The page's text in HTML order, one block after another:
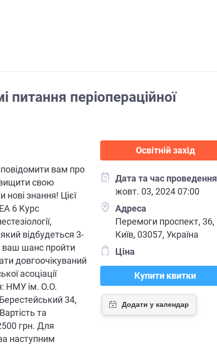
питання періопераційної
вам про
свою
нові знання! Цієї
6 Курс
відбудеться 3-
ваш шанс пройти
довгоочікуваний
асоціації
НМУ ім. О.О.
34,
та
грн. Для
наступним
Освітній захід
Дата та час проведення
жовт. 03, 2024 07:00
Адреса
Перемоги проспект, 36,
Київ, 03057, Україна
Ціна
Купити квитки